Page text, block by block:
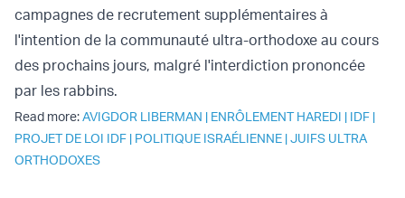
campagnes de recrutement supplémentaires à
l'intention de la communauté ultra-orthodoxe au cours
des prochains jours, malgré l'interdiction prononcée
par les rabbins.
Read more:AVIGDOR LIBERMAN | ENRÔLEMENT HAREDI | IDF |
PROJET DE LOI IDF | POLITIQUE ISRAÉLIENNE |JUIFS ULTRA
ORTHODOXES